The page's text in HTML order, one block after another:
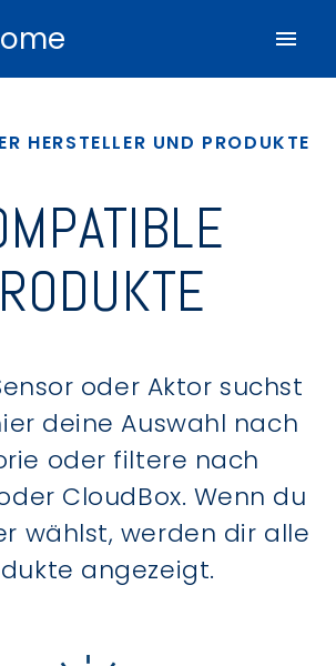
HERSTELLER UND PRODUKTE
oder Aktor suchst
deine Auswahl nach
oder filtere nach
CloudBox. Wenn du
wählst, werden dir alle
angezeigt.